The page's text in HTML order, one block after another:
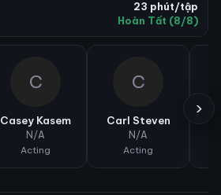
23 phút/tập
Hoàn Tất (8/8)
C
Casey Kasem
N/A
Acting
C
Carl Steven
N/A
Acting
›